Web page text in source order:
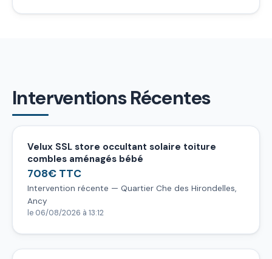
Interventions Récentes
Velux SSL store occultant solaire toiture
combles aménagés bébé
708€ TTC
Intervention récente — Quartier Che des Hirondelles,
Ancy
le 06/08/2026 à 13:12